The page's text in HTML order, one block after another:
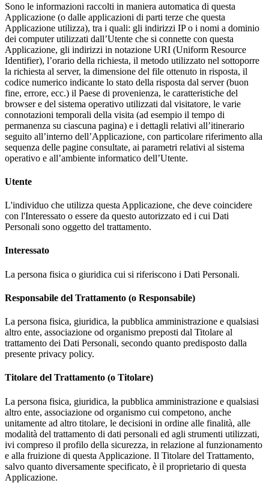
Sono le informazioni raccolti in maniera automatica di questa
Applicazione (o dalle applicazioni di parti terze che questa
Applicazione utilizza), tra i quali: gli indirizzi IP o i nomi a dominio
dei computer utilizzati dall’Utente che si connette con questa
Applicazione, gli indirizzi in notazione URI (Uniform Resource
Identifier), l’orario della richiesta, il metodo utilizzato nel sottoporre
la richiesta al server, la dimensione del file ottenuto in risposta, il
codice numerico indicante lo stato della risposta dal server (buon
fine, errore, ecc.) il Paese di provenienza, le caratteristiche del
browser e del sistema operativo utilizzati dal visitatore, le varie
connotazioni temporali della visita (ad esempio il tempo di
permanenza su ciascuna pagina) e i dettagli relativi all’itinerario
seguito all’interno dell’Applicazione, con particolare riferimento alla
sequenza delle pagine consultate, ai parametri relativi al sistema
operativo e all’ambiente informatico dell’Utente.
Utente
L'individuo che utilizza questa Applicazione, che deve coincidere
con l'Interessato o essere da questo autorizzato ed i cui Dati
Personali sono oggetto del trattamento.
Interessato
La persona fisica o giuridica cui si riferiscono i Dati Personali.
Responsabile del Trattamento (o Responsabile)
La persona fisica, giuridica, la pubblica amministrazione e qualsiasi
altro ente, associazione od organismo preposti dal Titolare al
trattamento dei Dati Personali, secondo quanto predisposto dalla
presente privacy policy.
Titolare del Trattamento (o Titolare)
La persona fisica, giuridica, la pubblica amministrazione e qualsiasi
altro ente, associazione od organismo cui competono, anche
unitamente ad altro titolare, le decisioni in ordine alle finalità, alle
modalità del trattamento di dati personali ed agli strumenti utilizzati,
ivi compreso il profilo della sicurezza, in relazione al funzionamento
e alla fruizione di questa Applicazione. Il Titolare del Trattamento,
salvo quanto diversamente specificato, è il proprietario di questa
Applicazione.